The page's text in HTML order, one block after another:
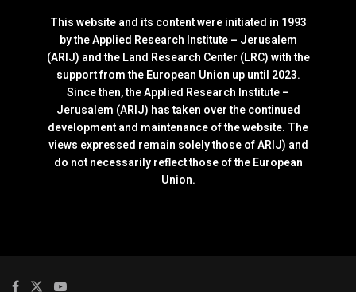
This website and its content were initiated in 1993
by the Applied Research Institute – Jerusalem
(ARIJ) and the Land Research Center (LRC) with the
support from the European Union up until 2023.
Since then, the Applied Research Institute –
Jerusalem (ARIJ) has taken over the continued
development and maintenance of the website. The
views expressed remain solely those of ARIJ) and
do not necessarily reflect those of the European
Union.